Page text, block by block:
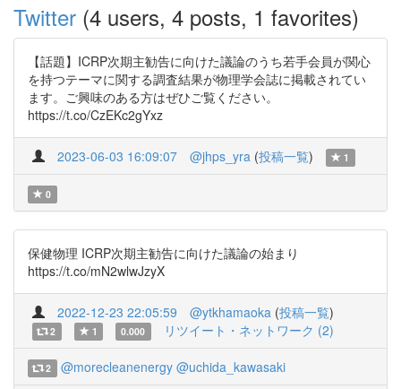
Twitter (4 users, 4 posts, 1 favorites)
【話題】ICRP次期主勧告に向けた議論のうち若手会員が関心
を持つテーマに関する調査結果が物理学会誌に掲載されてい
ます。ご興味のある方はぜひご覧ください。
https://t.co/CzEKc2gYxz
2023-06-03 16:09:07 @jhps_yra (投稿一覧) 1
0
保健物理 ICRP次期主勧告に向けた議論の始まり
https://t.co/mN2wlwJzyX
2022-12-23 22:05:59 @ytkhamaoka (投稿一覧)
2 1 0.000 リツイート・ネットワーク (2)
2 @morecleanenergy @uchida_kawasaki